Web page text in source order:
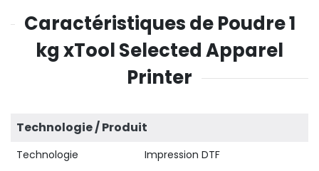
Caractéristiques de Poudre 1
kg xTool Selected Apparel
Printer
Technologie / Produit
Technologie
Impression DTF